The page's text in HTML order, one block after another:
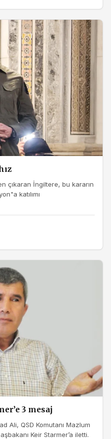
çıkaran İngiltere, bu kararın
katılımı
3 mesaj
Ali, QSD Komutanı Mazlum
Keir Starmer’a iletti.